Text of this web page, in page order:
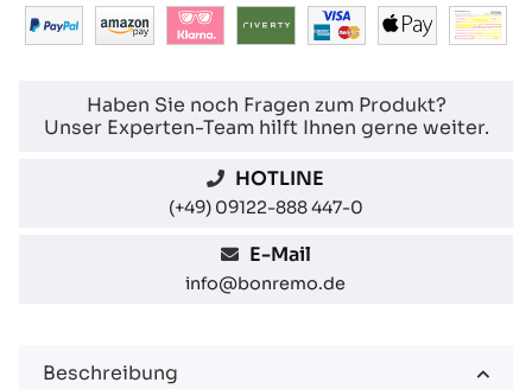
Haben Sie noch Fragen zum Produkt?
Unser Experten-Team hilft Ihnen gerne weiter.
HOTLINE
(+49) 09122-888 447-0
E-Mail
info@bonremo.de
Beschreibung